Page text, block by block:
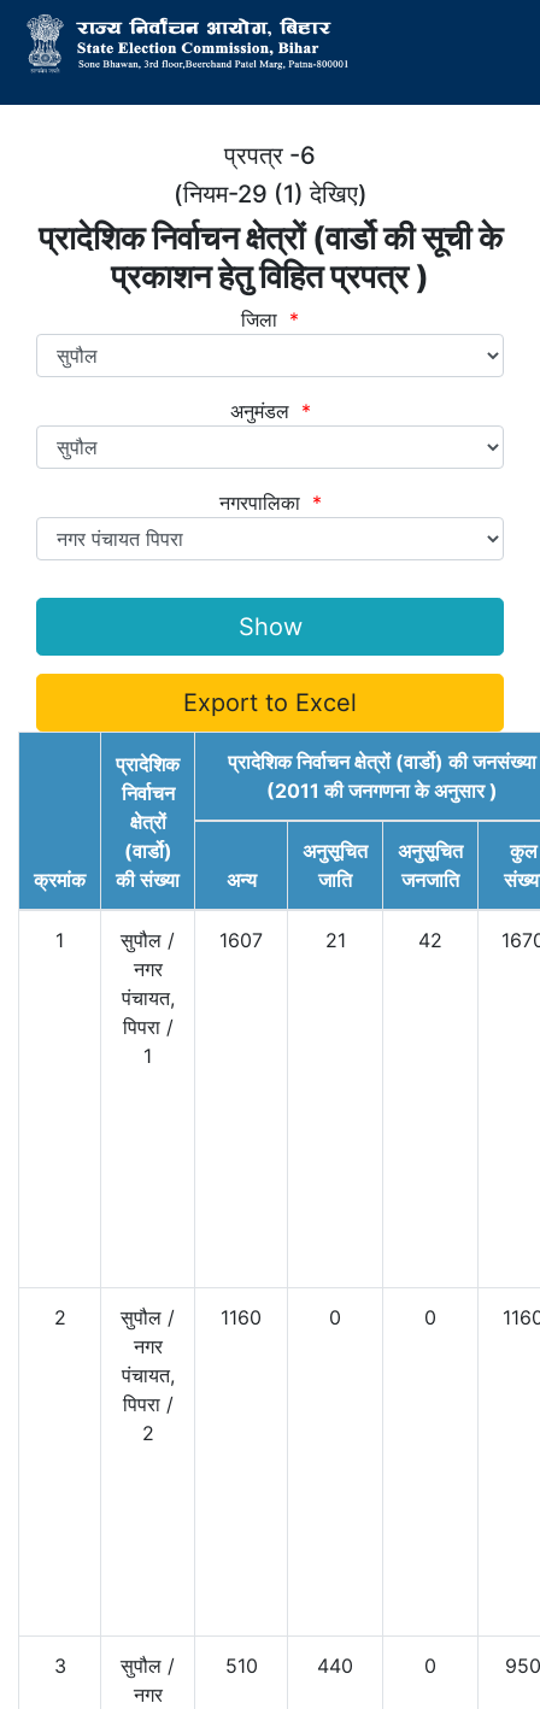
प्रपत्र -6
(नियम-29 (1) देखिए)
प्रादेशिक निर्वाचन क्षेत्रों (वार्डो की सूची के
प्रकाशन हेतु विहित प्रपत्र )
जिला *
अनुमंडल *
नगरपालिका *
Export to Excel
क्रमांक
प्रादेशिक
निर्वाचन
क्षेत्रों
(वार्डो)
की संख्या
प्रादेशिक निर्वाचन क्षेत्रों (वार्डो) की जनसंख्या
(2011 की जनगणना के अनुसार )
अन्य
अनुसूचित
जाति
अनुसूचित
जनजाति
कुल
1 सुपौल /
नगर
पंचायत,
पिपरा /
1
1607 21 42
2 सुपौल /
नगर
पंचायत,
पिपरा /
2
1160 0 0
3 सुपौल /
नगर
510 440 0 950